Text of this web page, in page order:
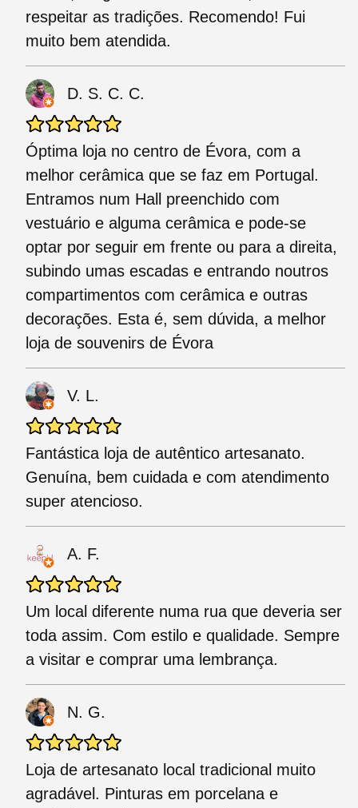
respeitar as tradições. Recomendo! Fui
muito bem atendida.
D. S. C. C.
Óptima loja no centro de Évora, com a
melhor cerâmica que se faz em Portugal.
Entramos num Hall preenchido com
vestuário e alguma cerâmica e pode-se
optar por seguir em frente ou para a direita,
subindo umas escadas e entrando noutros
compartimentos com cerâmica e outras
decorações. Esta é, sem dúvida, a melhor
loja de souvenirs de Évora
V. L.
Fantástica loja de autêntico artesanato.
Genuína, bem cuidada e com atendimento
super atencioso.
A. F.
Um local diferente numa rua que deveria ser
toda assim. Com estilo e qualidade. Sempre
a visitar e comprar uma lembrança.
N. G.
Loja de artesanato local tradicional muito
agradável. Pinturas em porcelana e